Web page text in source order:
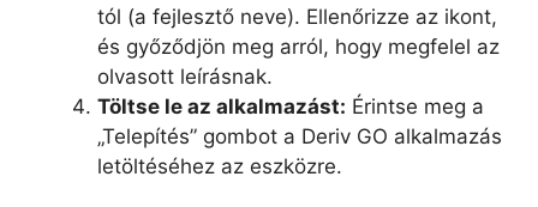
tól (a fejlesztő neve). Ellenőrizze az ikont,
és győződjön meg arról, hogy megfelel az
olvasott leírásnak.
Töltse le az alkalmazást: Érintse meg a
„Telepítés” gombot a Deriv GO alkalmazás
letöltéséhez az eszközre.